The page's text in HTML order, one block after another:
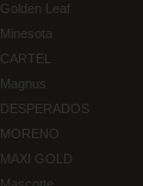
Golden Leaf
Minesota
CARTEL
Magnus
DESPERADOS
MORENO
MAXI GOLD